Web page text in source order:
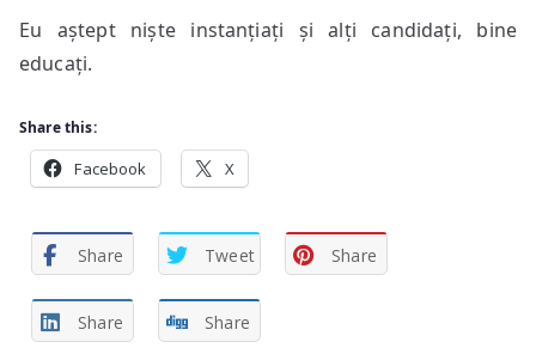
Eu aștept niște instanțiați și alți candidați, bine
educați.
Share this:
Facebook X
Share Tweet Share
Share Share